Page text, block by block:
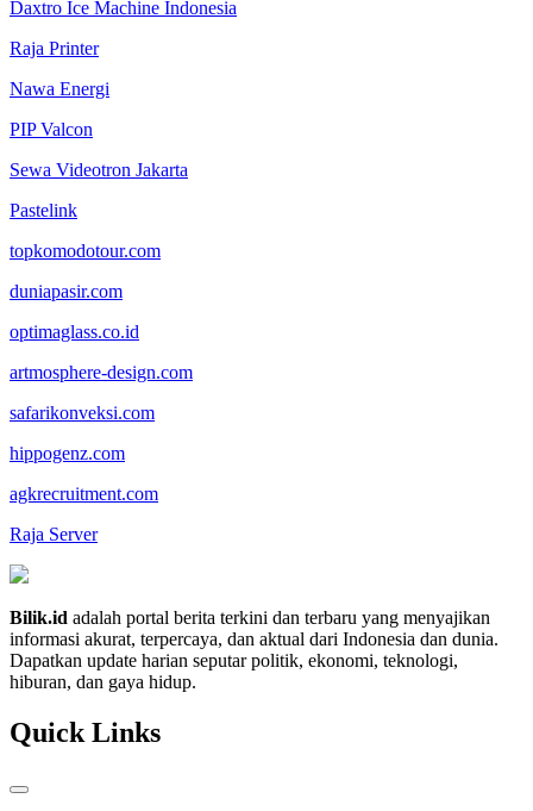
Daxtro Ice Machine Indonesia
Raja Printer
Nawa Energi
PIP Valcon
Sewa Videotron Jakarta
Pastelink
topkomodotour.com
duniapasir.com
optimaglass.co.id
artmosphere-design.com
safarikonveksi.com
hippogenz.com
agkrecruitment.com
Raja Server
Bilik.id adalah portal berita terkini dan terbaru yang menyajikan
informasi akurat, terpercaya, dan aktual dari Indonesia dan dunia.
Dapatkan update harian seputar politik, ekonomi, teknologi,
hiburan, dan gaya hidup.
Quick Links